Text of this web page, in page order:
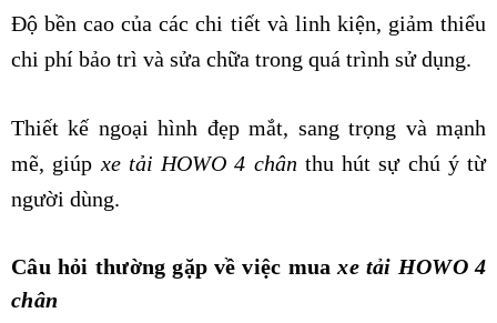
Độ bền cao của các chi tiết và linh kiện, giảm thiểu
chi phí bảo trì và sửa chữa trong quá trình sử dụng.
Thiết kế ngoại hình đẹp mắt, sang trọng và mạnh
mẽ, giúp xe tải HOWO 4 chân thu hút sự chú ý từ
người dùng.
Câu hỏi thường gặp về việc muaxe tải HOWO 4
chân